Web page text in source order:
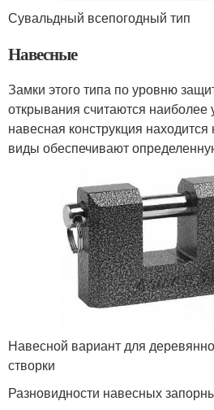
Сувальдный всепогодный тип
Навесные
Замки этого типа по уровню
открывания считаются наиболее
навесная конструкция
виды обеспечивают
Навесной вариант для
створки
Разновидности навесных